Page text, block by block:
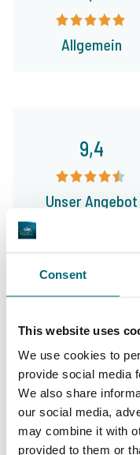
Consent
This website uses
We use cookies to
provide social media
We also share
our social media,
may combine it with
provided to them or
Allgemein
The Carp
längerer
Reisen für
konnte mich
9,4
Unser Angebot